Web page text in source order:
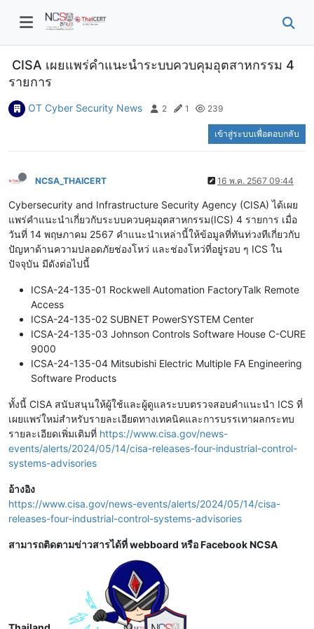
CISA เผยแพร่คำแนะนำระบบควบคุมอุตสาหกรรม 4
รายการ
OT Cyber Security News 2 1 239
เข้าสู่ระบบเพื่อตอบกลับ
NCSA_THAICERT 16 พ.ค. 2567 09:44
Cybersecurity and Infrastructure Security Agency (CISA) ได้เผย
แพร่คำแนะนำเกี่ยวกับระบบควบคุมอุตสาหกรรม(ICS) 4 รายการ เมื่อ
วันที่ 14 พฤษภาคม 2567 คำแนะนำเหล่านี้ให้ข้อมูลที่ทันท่วงทีเกี่ยวกับ
ปัญหาด้านความปลอดภัยช่องโหว่ และช่องโหว่ที่อยู่รอบ ๆ ICS ใน
ปัจจุบัน มีดังต่อไปนี้
ICSA-24-135-01 Rockwell Automation FactoryTalk Remote
Access
ICSA-24-135-02 SUBNET PowerSYSTEM Center
ICSA-24-135-03 Johnson Controls Software House C-CURE
9000
ICSA-24-135-04 Mitsubishi Electric Multiple FA Engineering
Software Products
ทั้งนี้ CISA สนับสนุนให้ผู้ใช้และผู้ดูแลระบบตรวจสอบคำแนะนำ ICS ที่
เผยแพร่ใหม่สำหรับรายละเอียดทางเทคนิคและการบรรเทาผลกระทบ
รายละเอียดเพิ่มเติมที่ https://www.cisa.gov/news-
events/alerts/2024/05/14/cisa-releases-four-industrial-control-
systems-advisories
อ้างอิง
https://www.cisa.gov/news-events/alerts/2024/05/14/cisa-
releases-four-industrial-control-systems-advisories
สามารถติดตามข่าวสารได้ที่ webboard หรือ Facebook NCSA